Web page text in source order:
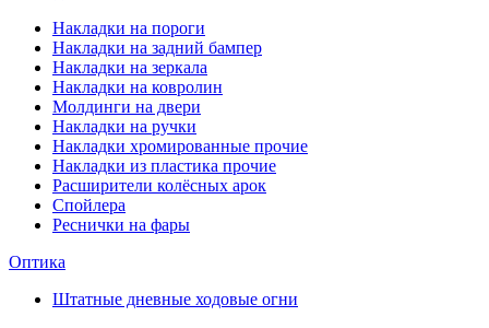
Накладки на пороги
Накладки на задний бампер
Накладки на зеркала
Накладки на ковролин
Молдинги на двери
Накладки на ручки
Накладки хромированные прочие
Накладки из пластика прочие
Расширители колёсных арок
Спойлера
Реснички на фары
Оптика
Штатные дневные ходовые огни